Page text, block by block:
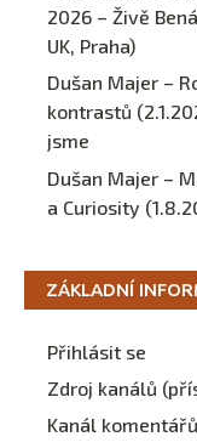
2026 – Živě
UK, Praha)
Dušan Majer –
kontrastů
jsme
Dušan Majer –
a Curiosity
ZÁKLADNÍ
Přihlásit se
Zdroj kanálů
Kanál komentářů